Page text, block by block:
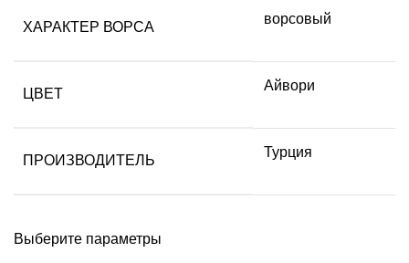
ХАРАКТЕР ВОРСА
ворсовый
ЦВЕТ
Айвори
ПРОИЗВОДИТЕЛЬ
Турция
Выберите параметры